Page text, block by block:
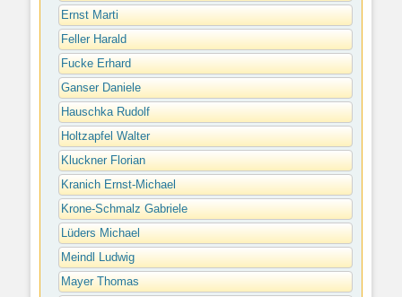
Ernst Marti
Feller Harald
Fucke Erhard
Ganser Daniele
Hauschka Rudolf
Holtzapfel Walter
Kluckner Florian
Kranich Ernst-Michael
Krone-Schmalz Gabriele
Lüders Michael
Meindl Ludwig
Mayer Thomas